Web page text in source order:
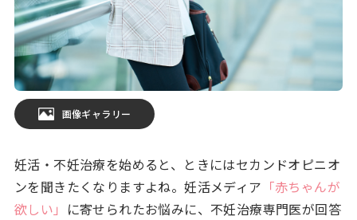
画像ギャラリー
妊活・不妊治療を始めると、ときにはセカンドオピニオ
ンを聞きたくなりますよね。妊活メディア 「赤ちゃんが
欲しい」 に寄せられたお悩みに、不妊治療専門医が回答